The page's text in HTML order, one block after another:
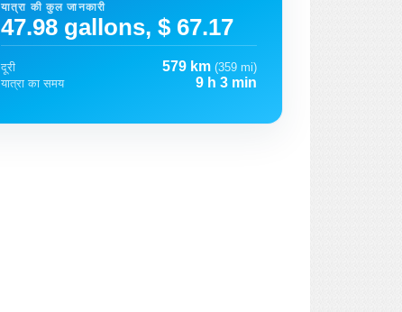
यात्रा की कुल जानकारी
47.98 gallons, $ 67.17
दूरी 579 km (359 mi)
यात्रा का समय
9 h 3 min